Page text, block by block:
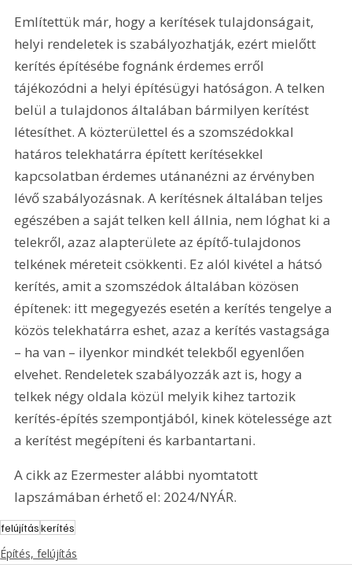
Említettük már, hogy a kerítések tulajdonságait,
helyi rendeletek is szabályozhatják, ezért mielőtt
kerítés építésébe fognánk érdemes erről
tájékozódni a helyi építésügyi hatóságon. A telken
belül a tulajdonos általában bármilyen kerítést
létesíthet. A közterülettel és a szomszédokkal
határos telekhatárra épített kerítésekkel
kapcsolatban érdemes utánanézni az érvényben
lévő szabályozásnak. A kerítésnek általában teljes
egészében a saját telken kell állnia, nem lóghat ki a
telekről, azaz alapterülete az építő-tulajdonos
telkének méreteit csökkenti. Ez alól kivétel a hátsó
kerítés, amit a szomszédok általában közösen
építenek: itt megegyezés esetén a kerítés tengelye a
közös telekhatárra eshet, azaz a kerítés vastagsága
– ha van – ilyenkor mindkét telekből egyenlően
elvehet. Rendeletek szabályozzák azt is, hogy a
telkek négy oldala közül melyik kihez tartozik
kerítés-építés szempontjából, kinek kötelessége azt
a kerítést megépíteni és karbantartani.
A cikk az Ezermester alábbi nyomtatott
lapszámában érhető el: 2024/NYÁR.
felújításkerítés
Építés, felújítás